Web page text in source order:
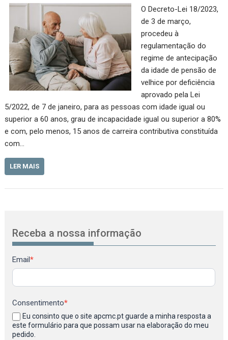
O Decreto-Lei 18/2023,
de 3 de março,
procedeu à
regulamentação do
regime de antecipação
da idade de pensão de
velhice por deficiência
aprovado pela Lei
5/2022, de 7 de janeiro, para as pessoas com idade igual ou
superior a 60 anos, grau de incapacidade igual ou superior a 80%
e com, pelo menos, 15 anos de carreira contributiva constituída
com…
LER MAIS
Receba a nossa informação
Newsletter
Email*
Consentimento*
Eu consinto que o site apcmc.pt guarde a minha resposta a
este formulário para que possam usar na elaboração do meu
pedido.